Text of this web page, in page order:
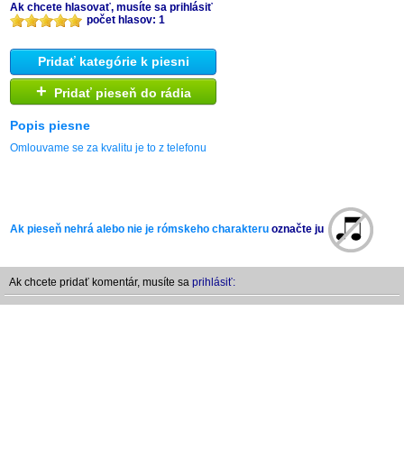
Ak chcete hlasovať, musíte sa prihlásiť
počet hlasov: 1
Pridať kategórie k piesni
+ Pridať pieseň do rádia
Popis piesne
Omlouvame se za kvalitu je to z telefonu
Ak pieseň nehrá alebo nie je rómskeho charakteru označte ju
Ak chcete pridať komentár, musíte sa prihlásiť: